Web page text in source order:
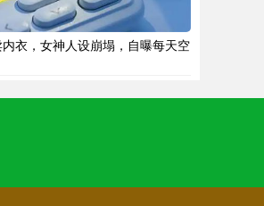
衣，女神人设崩塌，自曝每天空